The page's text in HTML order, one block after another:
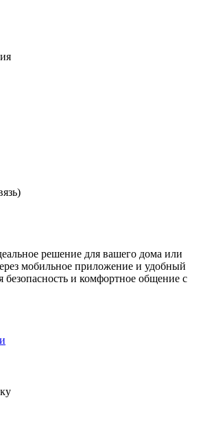
решение для вашего дома или
мобильное приложение и удобный
и комфортное общение с